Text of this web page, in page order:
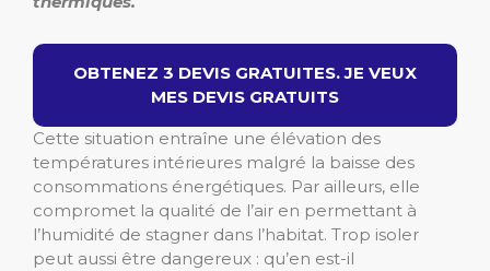
OBTENEZ 3 DEVIS GRATUITES. JE VEUX
MES DEVIS GRATUITS
Cette situation entraîne une élévation des
températures intérieures malgré la baisse des
consommations énergétiques. Par ailleurs, elle
compromet la qualité de l’air en permettant à
l’humidité de stagner dans l’habitat. Trop isoler
peut aussi être dangereux : qu’en est-il